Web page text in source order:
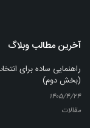
آخرین مطالب وبلاگ
راهنمایی ساده برای
(بخش دوم)
۱۴۰۵/۴/۲۴
مقالات